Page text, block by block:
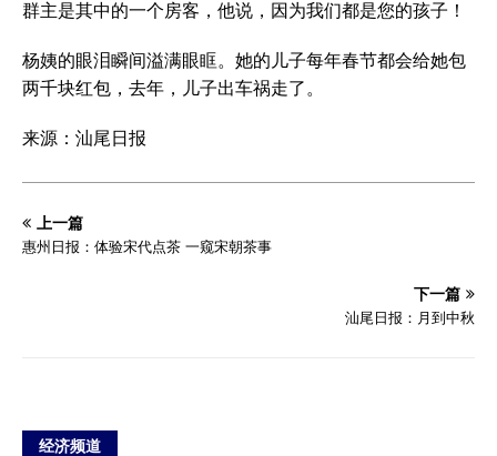
群主是其中的一个房客，他说，因为我们都是您的孩子！
杨姨的眼泪瞬间溢满眼眶。她的儿子每年春节都会给她包
两千块红包，去年，儿子出车祸走了。
来源：汕尾日报
上一篇
惠州日报：体验宋代点茶 一窥宋朝茶事
下一篇
汕尾日报：月到中秋
经济频道